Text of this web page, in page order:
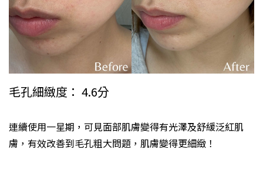
毛孔細緻度： 4.6分
連續使用一星期，可見面部肌膚變得有光澤及舒緩泛紅肌
膚，有效改善到毛孔粗大問題，肌膚變得更細緻！